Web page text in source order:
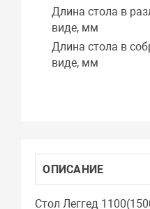
Длина стола в
виде, мм
Длина стола в
виде, мм
ОПИСАНИЕ
Стол Леггед